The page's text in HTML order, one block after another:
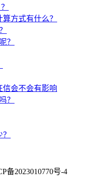
方式有什么？
？
信会不会有影响
？
备2023010770号-4